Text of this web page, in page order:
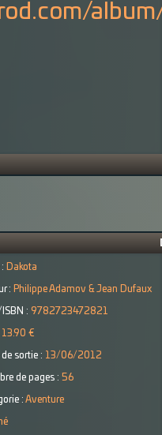
Dakota
: Philippe Adamov & Jean Dufaux
: 9782723472821
13.90 €
de sortie : 13/06/2012
de pages : 56
: Aventure